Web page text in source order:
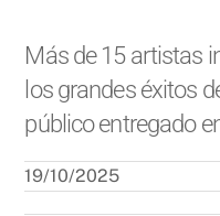
Más de 15 artistas
los grandes éxitos
público entregado
19/10/2025